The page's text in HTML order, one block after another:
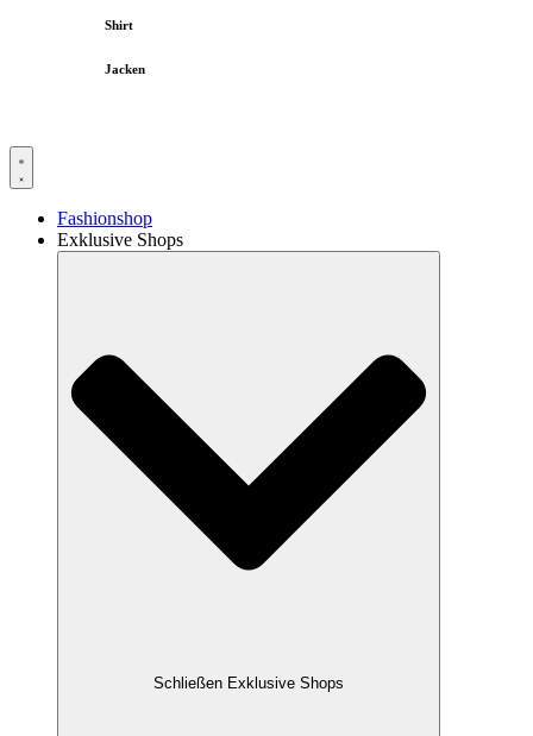
Shirt
Jacken
Fashionshop
Exklusive Shops
Schließen Exklusive Shops